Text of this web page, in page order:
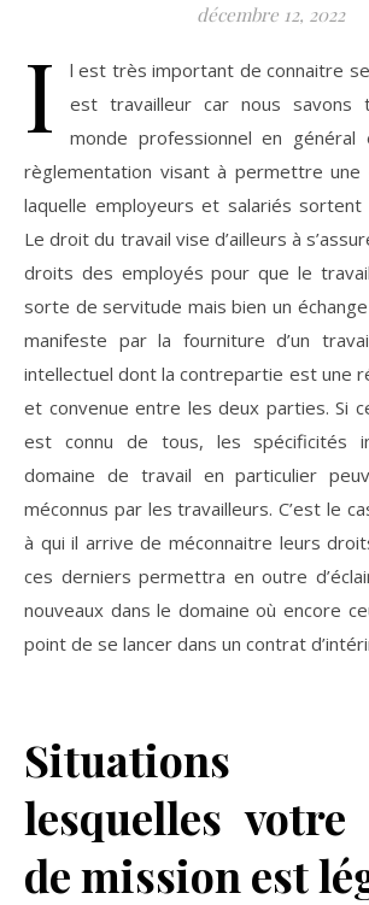
décembre 12, 2022
I
l est très important de connaitre
est travailleur car nous savons
monde professionnel en
règlementation visant à permettre une
laquelle employeurs et salariés sortent
Le droit du travail vise d’ailleurs à
droits des employés pour que le
sorte de servitude mais bien un
manifeste par la fourniture d’un
intellectuel dont la contrepartie est une
et convenue entre les deux parties. Si
est connu de tous, les spécificités
domaine de travail en particulier
méconnus par les travailleurs. C’est le
à qui il arrive de méconnaitre leurs
ces derniers permettra en outre
nouveaux dans le domaine où encore
point de se lancer dans un contrat
Situations
lesquelles
de mission est